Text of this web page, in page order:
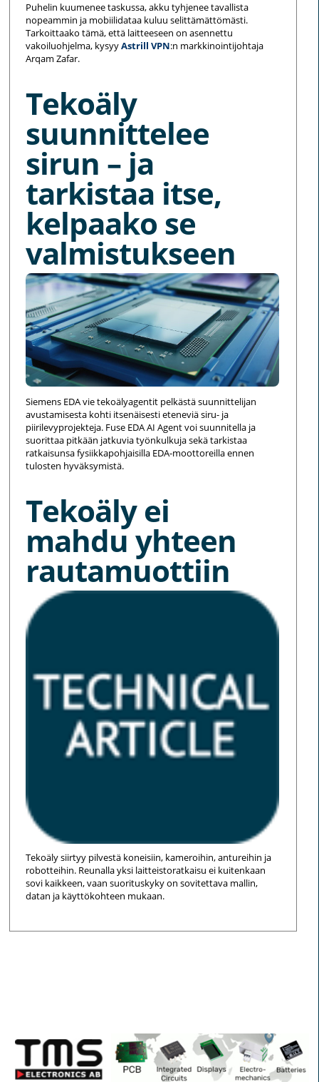
Puhelin kuumenee taskussa, akku tyhjenee tavallista
nopeammin ja mobiilidataa kuluu selittämättömästi.
Tarkoittaako tämä, että laitteeseen on asennettu
vakoiluohjelma, kysyyAstrill VPN:n markkinointijohtaja
Arqam Zafar.
Tekoäly
suunnittelee
sirun – ja
tarkistaa itse,
kelpaako se
valmistukseen
Siemens EDA vie tekoälyagentit pelkästä suunnittelijan
avustamisesta kohti itsenäisesti eteneviä siru- ja
piirilevyprojekteja. Fuse EDA AI Agent voi suunnitella ja
suorittaa pitkään jatkuvia työnkulkuja sekä tarkistaa
ratkaisunsa fysiikkapohjaisilla EDA-moottoreilla ennen
tulosten hyväksymistä.
Tekoäly ei
mahdu yhteen
rautamuottiin
Tekoäly siirtyy pilvestä koneisiin, kameroihin, antureihin ja
robotteihin. Reunalla yksi laitteistoratkaisu ei kuitenkaan
sovi kaikkeen, vaan suorituskyky on sovitettava mallin,
datan ja käyttökohteen mukaan.